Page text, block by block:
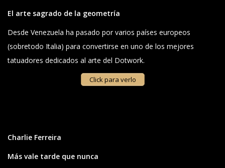
El arte sagrado de la geometría
Desde Venezuela ha pasado por varios países europeos
(sobretodo Italia) para convertirse en uno de los mejores
tatuadores dedicados al arte del Dotwork.
Click para verlo
Charlie Ferreira
Más vale tarde que nunca